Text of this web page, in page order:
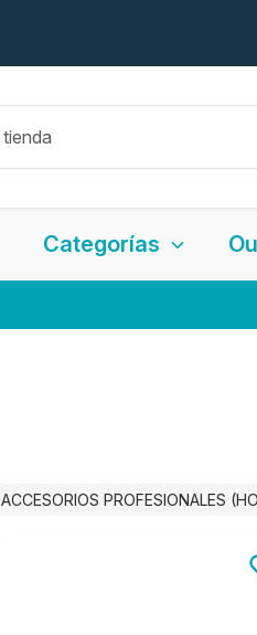
Categorías
ACCESORIOS PROFESIONALES